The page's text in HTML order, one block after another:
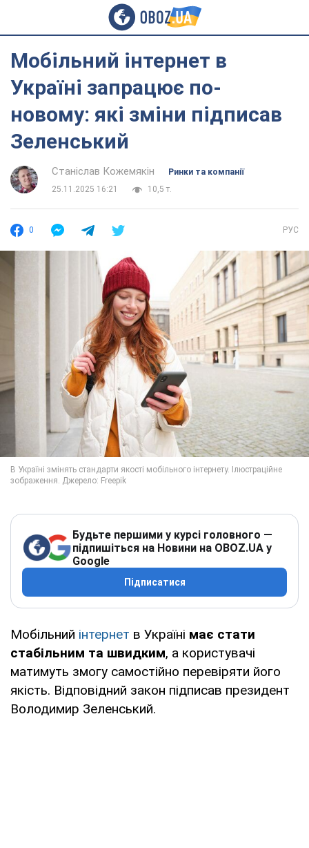
Мобільний інтернет в
Україні запрацює по-
новому: які зміни підписав
Зеленський
Станіслав Кожемякін
Ринки та компанії
25.11.2025 16:21
10,5 т.
0 РУС
Будьте першими у курсі головного —
підпишіться на Новини на OBOZ.UA у
Google
Підписатися
Мобільний інтернет в Україні має стати
стабільним та швидким, а користувачі
матимуть змогу самостійно перевіряти його
якість. Відповідний закон підписав президент
Володимир Зеленський.